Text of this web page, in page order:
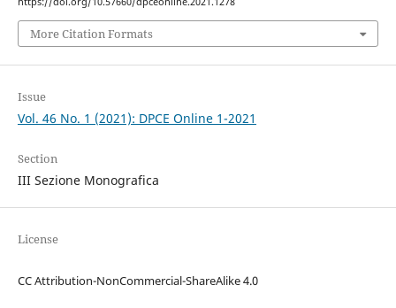
More Citation Formats
Issue
Vol. 46 No. 1 (2021): DPCE Online 1-2021
Section
III Sezione Monografica
License
CC Attribution-NonCommercial-ShareAlike 4.0